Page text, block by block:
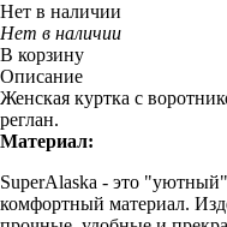
Нет в наличии
Нет в наличии
В корзину
Описание
Женская куртка с
реглан.
Материал:
SuperAlaska - это
комфортный материал.